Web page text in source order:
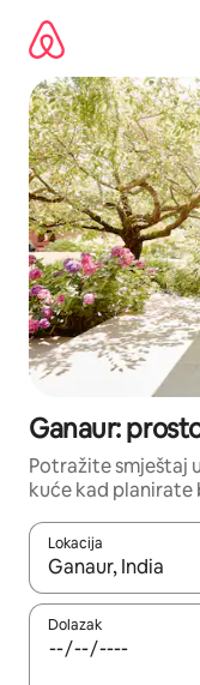
sadržaj
Ganaur:
Potražite smještaj
kuće kad planirate
Lokacija
Kada budu
Dolazak